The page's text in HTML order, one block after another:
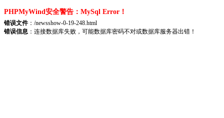
PHPMyWind安全警告：MySql Error！
错误文件：/newsshow-0-19-248.html
错误信息 ：连接数据库失败，可能数据库密码不对或数据库服务器出错！